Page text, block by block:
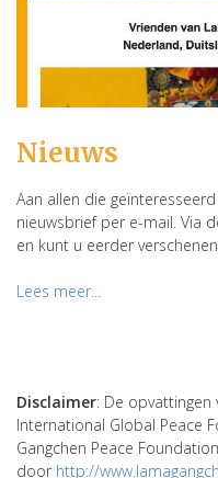
Nieuws
Aan allen die
nieuwsbrief per e-mail. Via
en kunt u eerder
Lees meer...
Disclaimer: De opvattingen
International Global Peace
Gangchen Peace
door http://